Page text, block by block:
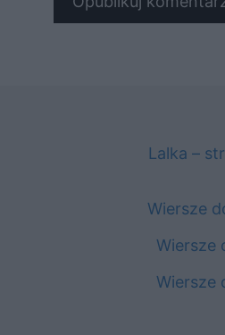
Lalka –
Wiersze
Wiersze
Wiersze